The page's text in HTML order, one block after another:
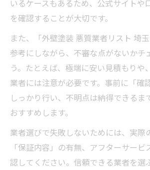
いるケースもあるため、公式サイトや
を確認することが大切です。
また、「外壁塗装 悪質業者リスト 埼
参考にしながら、不審な点がないかチ
う。たとえば、極端に安い見積もりや
業者には注意が必要です。事前に「確
しっかり行い、不明点は納得できるま
おすすめします。
業者選びで失敗しないためには、実際
「保証内容」の有無、アフターサー
認してください。信頼できる業者を選